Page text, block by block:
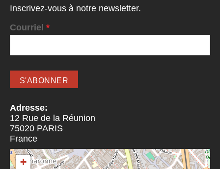
Inscrivez-vous à notre newsletter.
Courriel *
Adresse:
12 Rue de la Réunion
75020 PARIS
France
+